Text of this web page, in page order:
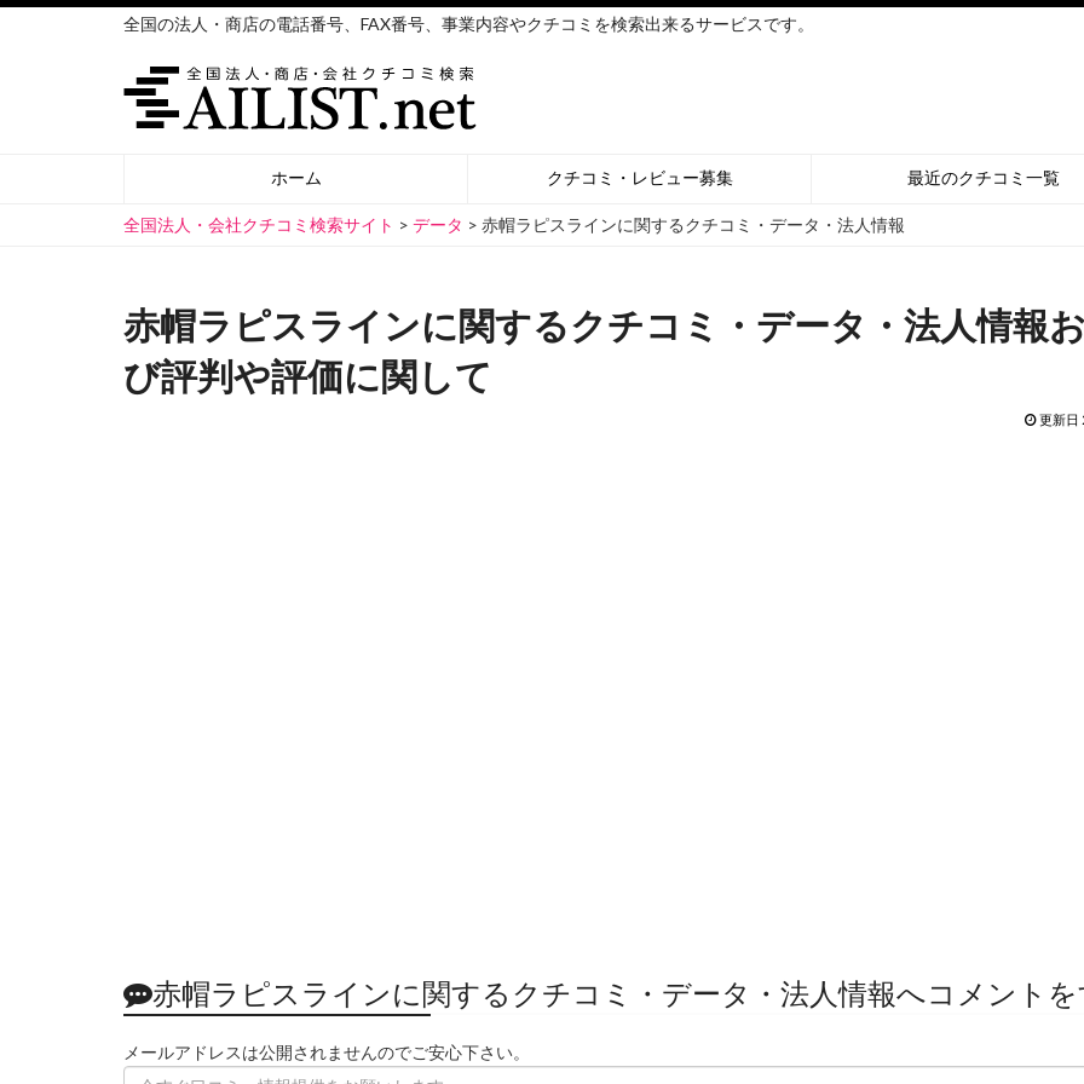
全国の法人・商店の電話番号、FAX番号、事業内容やクチコミを検索出来るサービスです。
ホーム クチコミ・レビュー募集 最近のクチコミ一覧
全国法人・会社クチコミ検索サイト > データ > 赤帽ラピスラインに関するクチコミ・データ・法人情報
赤帽ラピスラインに関するクチコミ・データ・法人情報
び評判や評価に関して
更新日
赤帽ラピスラインに関するクチコミ・データ・法人情報へコメント
メールアドレスは公開されませんのでご安心下さい。